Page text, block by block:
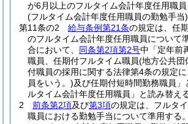
が6月以上のフルタイム会計年度任用職員
(フルタイム会計年度任用職員の勤勉手当)
第11条の2
給与条例第21条の規定は、任
のフルタイム会計年度任用職員について
合において、 同条第2項第2号中「定年前
職員、任期付フルタイム職員(地方公共団
付職員の採用に関する法律第4条の規定
員をいう。)及び任期付短時間勤務職員」
ルタイム会計年度任用職員」と読み替え
2
前条第2項及び第3項の規定は、フルタ
職員における勤勉手当について準用する。